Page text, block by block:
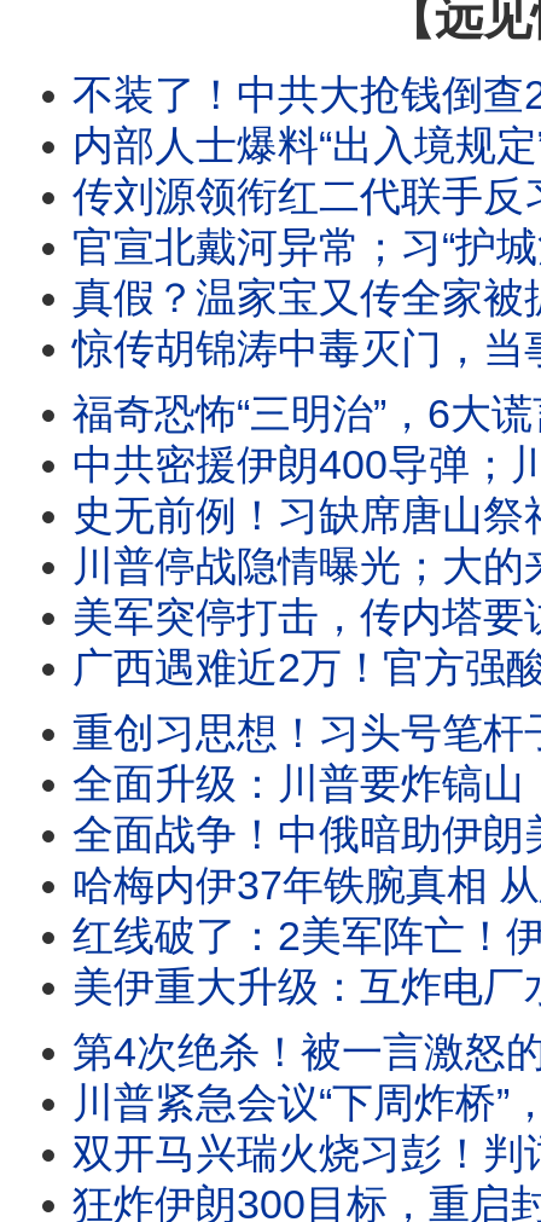
【远
不装了！中共大抢钱倒查25年！赴港买保险征税2成！全民边控已实
内部人士爆料“出入境规定”内幕：原因竟是它？官媒入场，华为发酵；伊
传刘源领衔红二代联手反习；习暗助伊朗打地面战；全民痛
官宣北戴河异常；习“护城河”没了！刘源现异动；传大批军
真假？温家宝又传全家被抓，多人坠楼！“北戴河时间”开启，他才是最后杀
惊传胡锦涛中毒灭门，当事人辟谣！假爆料暗藏真威胁，习要掀桌？
福奇恐怖“三明治”，6大谎言震碎三观：差点死于疫苗仍力推；恶意误导防疫
中共密援伊朗400导弹；川普大怒爆粗要痛打伊朗；福奇听证百
史无前例！习缺席唐山祭祀典礼，官媒释重大异常信号！王岐山花圈
川普停战隐情曝光；大的来了？小泽内塔同日赴美；王虹致辞不提
美军突停打击，传内塔要访美，川普提3停战方案，要打还是要谈？2迹象战争
广西遇难近2万！官方强酸灭迹；温家宝秘书双开，惊现空前罪名！胡塞开
重创习思想！习头号笔杆子被抓；美沙重磅核协议引爆中东；川普“1：1”
全面升级：川普要炸镐山，警告胡塞别妄动！伊朗袭击亚马逊中心，以色列全
全面战争！中俄暗助伊朗美军再阵亡，川普大怒狂炸核电厂；胡塞封
哈梅内伊37年铁腕真相 从忠诚执行者到囚笼制造者｜革命卫队
红线破了：2美军阵亡！伊朗要炸迪拜中心；习近平重手背刺普京
美伊重大升级：互炸电厂水厂和桥梁！胡塞要封曼德海峡；曝马杜罗
第4次绝杀！被一言激怒的梅西有多可怕？惊人数据曝光；庆贺
川普紧急会议“下周炸桥”，伊朗“乱咬”多国，川普曝“不更迭政
双开马兴瑞火烧习彭！判词最离奇看点居然是这？王沪宁史无前例访朝，事关
狂炸伊朗300目标，重启封锁，川普通知国会开战！俄国沙特卷入，中东大乱将至